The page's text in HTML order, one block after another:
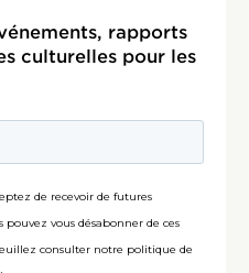
rapports
culturelles pour les